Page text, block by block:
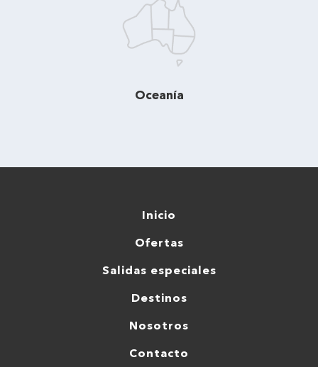
Oceanía
Inicio
Ofertas
Salidas especiales
Destinos
Nosotros
Contacto